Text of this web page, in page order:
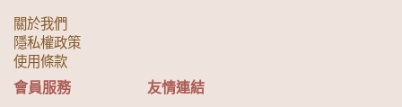
關於我們
隱私權政策
使用條款
會員服務 友情連結